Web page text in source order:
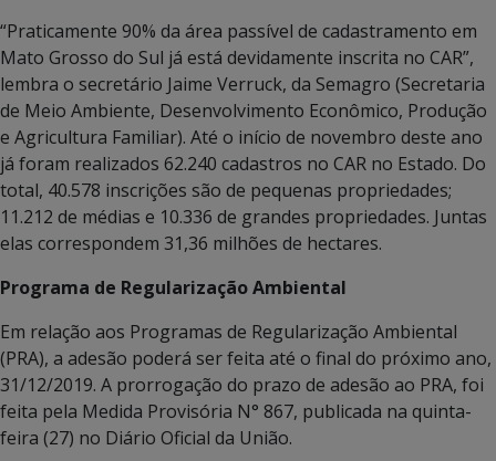
“Praticamente 90% da área passível de cadastramento em
Mato Grosso do Sul já está devidamente inscrita no CAR”,
lembra o secretário Jaime Verruck, da Semagro (Secretaria
de Meio Ambiente, Desenvolvimento Econômico, Produção
e Agricultura Familiar). Até o início de novembro deste ano
já foram realizados 62.240 cadastros no CAR no Estado. Do
total, 40.578 inscrições são de pequenas propriedades;
11.212 de médias e 10.336 de grandes propriedades. Juntas
elas correspondem 31,36 milhões de hectares.
Programa de Regularização Ambiental
Em relação aos Programas de Regularização Ambiental
(PRA), a adesão poderá ser feita até o final do próximo ano,
31/12/2019. A prorrogação do prazo de adesão ao PRA, foi
feita pela Medida Provisória N° 867, publicada na quinta-
feira (27) no Diário Oficial da União.